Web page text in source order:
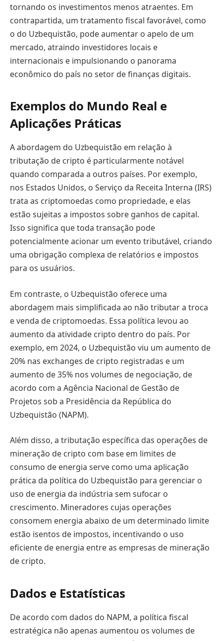
tornando os investimentos menos atraentes. Em
contrapartida, um tratamento fiscal favorável, como
o do Uzbequistão, pode aumentar o apelo de um
mercado, atraindo investidores locais e
internacionais e impulsionando o panorama
econômico do país no setor de finanças digitais.
Exemplos do Mundo Real e
Aplicações Práticas
A abordagem do Uzbequistão em relação à
tributação de cripto é particularmente notável
quando comparada a outros países. Por exemplo,
nos Estados Unidos, o Serviço da Receita Interna (IRS)
trata as criptomoedas como propriedade, e elas
estão sujeitas a impostos sobre ganhos de capital.
Isso significa que toda transação pode
potencialmente acionar um evento tributável, criando
uma obrigação complexa de relatórios e impostos
para os usuários.
Em contraste, o Uzbequistão oferece uma
abordagem mais simplificada ao não tributar a troca
e venda de criptomoedas. Essa política levou ao
aumento da atividade cripto dentro do país. Por
exemplo, em 2024, o Uzbequistão viu um aumento de
20% nas exchanges de cripto registradas e um
aumento de 35% nos volumes de negociação, de
acordo com a Agência Nacional de Gestão de
Projetos sob a Presidência da República do
Uzbequistão (NAPM).
Além disso, a tributação específica das operações de
mineração de cripto com base em limites de
consumo de energia serve como uma aplicação
prática da política do Uzbequistão para gerenciar o
uso de energia da indústria sem sufocar o
crescimento. Mineradores cujas operações
consomem energia abaixo de um determinado limite
estão isentos de impostos, incentivando o uso
eficiente de energia entre as empresas de mineração
de cripto.
Dados e Estatísticas
De acordo com dados do NAPM, a política fiscal
estratégica não apenas aumentou os volumes de